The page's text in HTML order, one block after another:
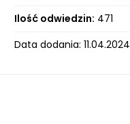
Ilość odwiedzin: 471
Data dodania: 11.04.2024